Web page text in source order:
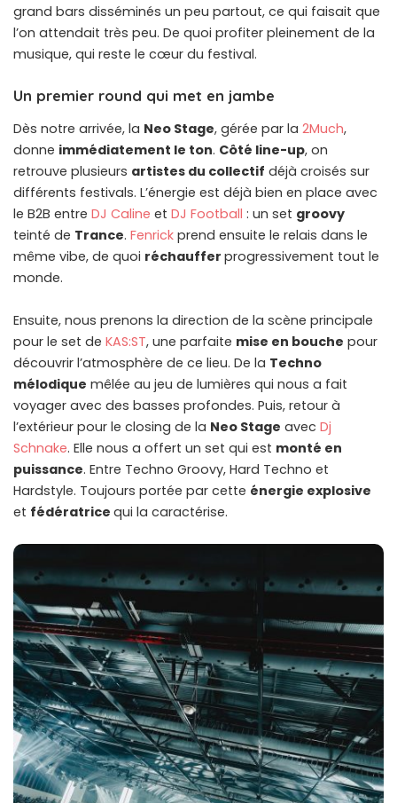
grand bars disséminés un peu partout, ce qui faisait que
l’on attendait très peu. De quoi profiter pleinement de la
musique, qui reste le cœur du festival.
Un premier round qui met en jambe
Dès notre arrivée, la Neo Stage, gérée par la 2Much,
donne immédiatement le ton. Côté line-up, on
retrouve plusieurs artistes du collectif déjà croisés sur
différents festivals. L’énergie est déjà bien en place avec
le B2B entre DJ Caline et DJ Football : un set groovy
teinté de Trance. Fenrick prend ensuite le relais dans le
même vibe, de quoi réchauffer progressivement tout le
monde.
Ensuite, nous prenons la direction de la scène principale
pour le set de KAS:ST, une parfaite mise en bouche pour
découvrir l’atmosphère de ce lieu. De la Techno
mélodique mêlée au jeu de lumières qui nous a fait
voyager avec des basses profondes. Puis, retour à
l’extérieur pour le closing de la Neo Stage avec Dj
Schnake. Elle nous a offert un set qui est monté en
puissance. Entre Techno Groovy, Hard Techno et
Hardstyle. Toujours portée par cette énergie explosive
et fédératrice qui la caractérise.